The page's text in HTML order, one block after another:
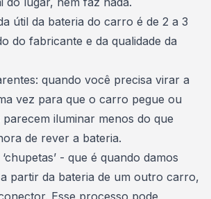
útil da bateria do carro é de 2 a 3
do fabricante e da qualidade da
quando você precisa virar a
vez para que o carro pegue ou
iluminar menos do que
de rever a bateria.
- que é quando damos
partir da bateria de um outro carro,
Esse processo pode